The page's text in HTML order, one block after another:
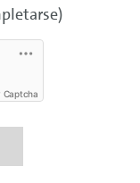
Captcha